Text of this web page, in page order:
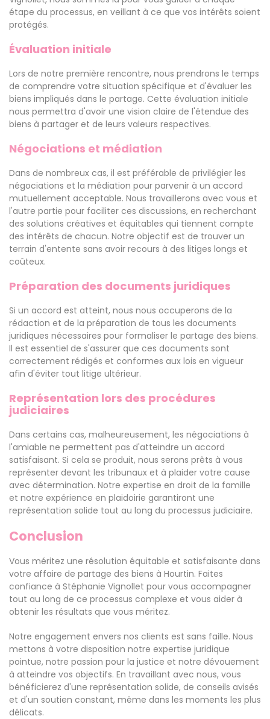
étape du processus, en veillant à ce que vos intérêts soient
protégés.
Évaluation initiale
Lors de notre première rencontre, nous prendrons le temps
de comprendre votre situation spécifique et d'évaluer les
biens impliqués dans le partage. Cette évaluation initiale
nous permettra d'avoir une vision claire de l'étendue des
biens à partager et de leurs valeurs respectives.
Négociations et médiation
Dans de nombreux cas, il est préférable de privilégier les
négociations et la médiation pour parvenir à un accord
mutuellement acceptable. Nous travaillerons avec vous et
l'autre partie pour faciliter ces discussions, en recherchant
des solutions créatives et équitables qui tiennent compte
des intérêts de chacun. Notre objectif est de trouver un
terrain d'entente sans avoir recours à des litiges longs et
coûteux.
Préparation des documents juridiques
Si un accord est atteint, nous nous occuperons de la
rédaction et de la préparation de tous les documents
juridiques nécessaires pour formaliser le partage des biens.
Il est essentiel de s'assurer que ces documents sont
correctement rédigés et conformes aux lois en vigueur
afin d'éviter tout litige ultérieur.
Représentation lors des procédures
judiciaires
Dans certains cas, malheureusement, les négociations à
l'amiable ne permettent pas d'atteindre un accord
satisfaisant. Si cela se produit, nous serons prêts à vous
représenter devant les tribunaux et à plaider votre cause
avec détermination. Notre expertise en droit de la famille
et notre expérience en plaidoirie garantiront une
représentation solide tout au long du processus judiciaire.
Conclusion
Vous méritez une résolution équitable et satisfaisante dans
votre affaire de partage des biens à Hourtin. Faites
confiance à Stéphanie Vignollet pour vous accompagner
tout au long de ce processus complexe et vous aider à
obtenir les résultats que vous méritez.
Notre engagement envers nos clients est sans faille. Nous
mettons à votre disposition notre expertise juridique
pointue, notre passion pour la justice et notre dévouement
à atteindre vos objectifs. En travaillant avec nous, vous
bénéficierez d'une représentation solide, de conseils avisés
et d'un soutien constant, même dans les moments les plus
délicats.